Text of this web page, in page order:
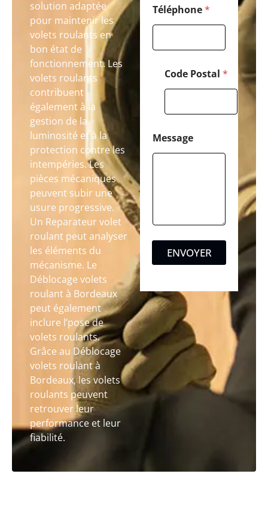
solution adaptée
pour maintenir les
volets roulants en
bon état de
fonctionnement. Les
volets roulants
contribuent
également à la
gestion de la
luminosité et à la
protection contre les
intempéries. Les
pièces mécaniques
peuvent subir une
usure progressive.
Un Reparateur volet
roulant peut analyser
les éléments du
mécanisme. Le
Déblocage volets
roulant à Bordeaux
peut également
inclure l’pose de
volets roulants.
Grâce au Déblocage
volets roulant à
Bordeaux, les volets
roulants peuvent
retrouver leur
performance et leur
fiabilité.
Téléphone*
Code Postal *
Message
ENVOYER